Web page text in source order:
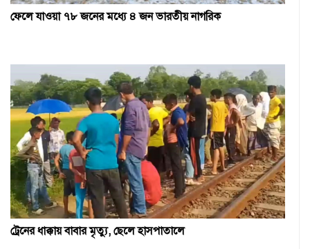
ফেলে যাওয়া ৭৮ জনের মধ্যে ৪ জন ভারতীয় নাগরিক
ট্রেনের ধাক্কায় বাবার মৃত্যু, ছেলে হাসপাতালে